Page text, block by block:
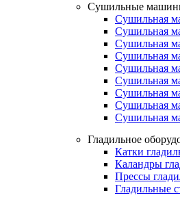
Сушильные
Сушильная
Сушильная
Сушильная
Сушильная
Сушильная
Сушильная
Сушильная
Сушильная
Сушильная
Гладильное
Катки
Каландры
Прессы
Гладильные